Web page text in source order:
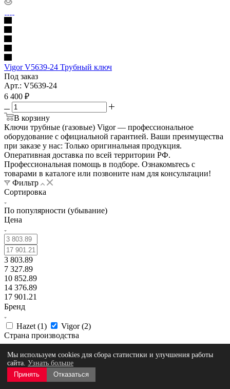
Vigor V5639-24 Трубный ключ
Под заказ
Арт.: V5639-24
6 400 ₽
В корзину
Ключи трубные (газовые) Vigor — профессиональное
оборудование с официальной гарантией. Ваши преимущества
при заказе у нас: Только оригинальная продукция.
Оперативная доставка по всей территории РФ.
Профессиональная помощь в подборе. Ознакомьтесь с
товарами в каталоге или позвоните нам для консультации!
Фильтр
Сортировка
По популярности (убывание)
Цена
3 803.89
7 327.89
10 852.89
14 376.89
17 901.21
Бренд
Hazet (1) Vigor (2)
Страна производства
Показать
Проекты
Диагностическая линия из двух стендов для станции Камаз
Мы используем cookies для сбора статистики и улучшения работы
сайта. Узнать больше
Принять
Отказаться